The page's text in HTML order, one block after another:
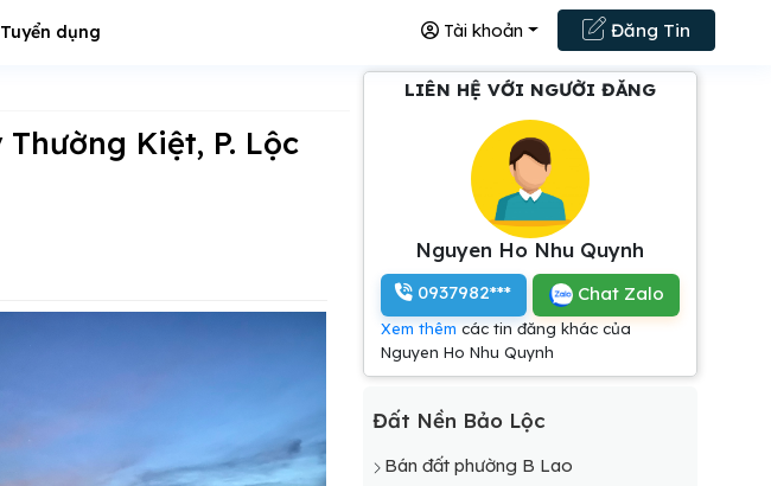
Tuyển dụng Đăng Tin
Tài khoản
LIÊN HỆ VỚI NGƯỜI ĐĂNG
Nguyen Ho Nhu Quynh
0937982*** Chat Zalo
Xem thêm các tin đăng khác của
Nguyen Ho Nhu Quynh
Đất Nền Bảo Lộc
Bán đất phường B Lao